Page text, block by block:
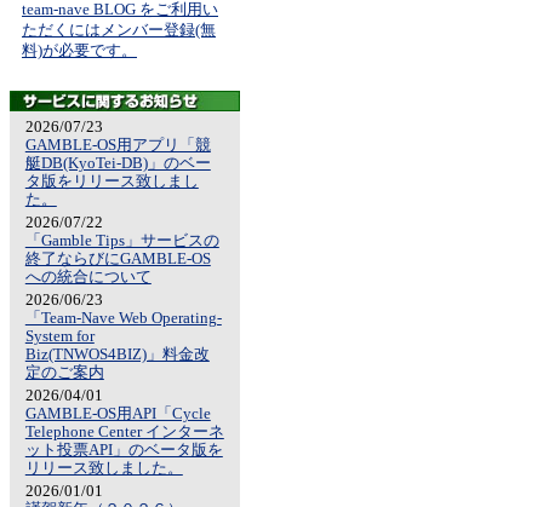
team-nave BLOG をご利用い
ただくにはメンバー登録(無
料)が必要です。
2026/07/23
GAMBLE-OS用アプリ「競
艇DB(KyoTei-DB)」のベー
タ版をリリース致しまし
た。
2026/07/22
「Gamble Tips」サービスの
終了ならびにGAMBLE-OS
への統合について
2026/06/23
「Team-Nave Web Operating-
System for
Biz(TNWOS4BIZ)」料金改
定のご案内
2026/04/01
GAMBLE-OS用API「Cycle
Telephone Center インターネ
ット投票API」のベータ版を
リリース致しました。
2026/01/01